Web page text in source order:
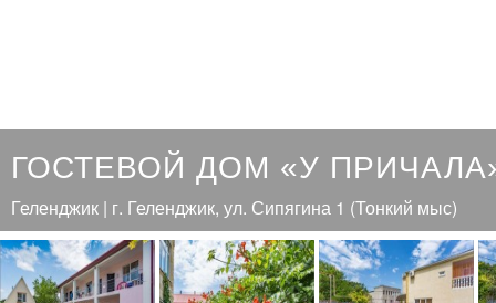
ГОСТЕВОЙ ДОМ «У
Геленджик | г. Геленджик, ул. Сипягина 1 (Тонкий мыс)